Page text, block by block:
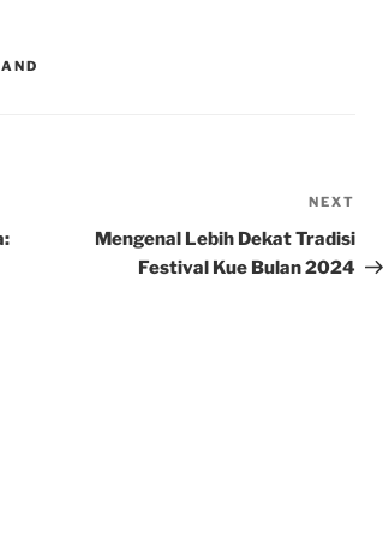
Post
NEXT
Mengenal Lebih Dekat Tradisi
Festival Kue Bulan 2024